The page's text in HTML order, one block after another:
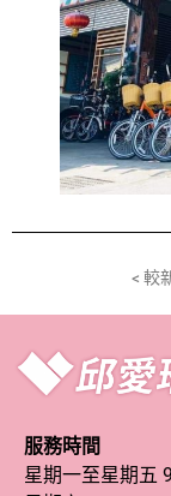
< 較
服務時間
星期一至星期五